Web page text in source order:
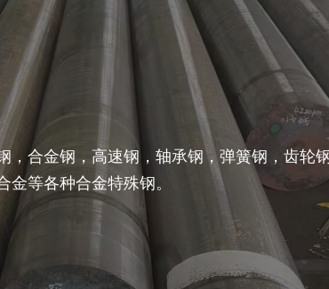
合金钢，高速钢，轴承钢，弹簧钢，齿轮
等各种合金特殊钢。